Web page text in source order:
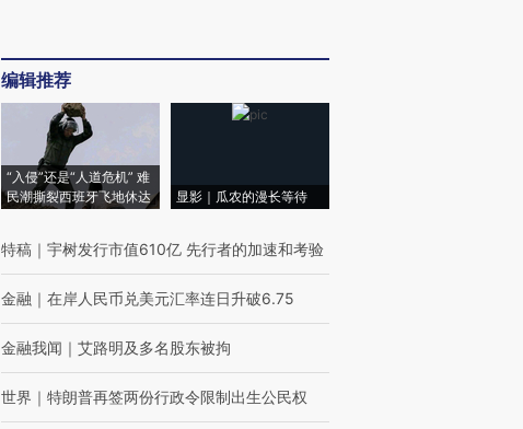
编辑推荐
“入侵”还是“人道危机” 难
民潮撕裂西班牙飞地休达
显影｜瓜农的漫长等待
特稿 ｜ 宇树发行市值610亿 先行者的加速和考验
金融 ｜ 在岸人民币兑美元汇率连日升破6.75
金融我闻 ｜ 艾路明及多名股东被拘
世界 ｜ 特朗普再签两份行政令限制出生公民权